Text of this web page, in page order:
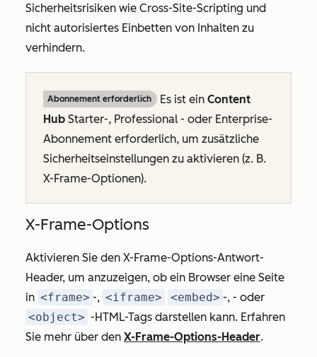
Sicherheitsrisiken wie Cross-Site-Scripting und
nicht autorisiertes Einbetten von Inhalten zu
verhindern.
Abonnement erforderlich Es ist ein Content
Hub Starter-, Professional - oder Enterprise-
Abonnement erforderlich, um zusätzliche
Sicherheitseinstellungen zu aktivieren (z. B.
X-Frame-Optionen).
X-Frame-Options
Aktivieren Sie den X-Frame-Options-Antwort-
Header, um anzuzeigen, ob ein Browser eine Seite
in <frame> -, <iframe> <embed> -, - oder
<object> -HTML-Tags darstellen kann. Erfahren
Sie mehr über den X-Frame-Options-Header.